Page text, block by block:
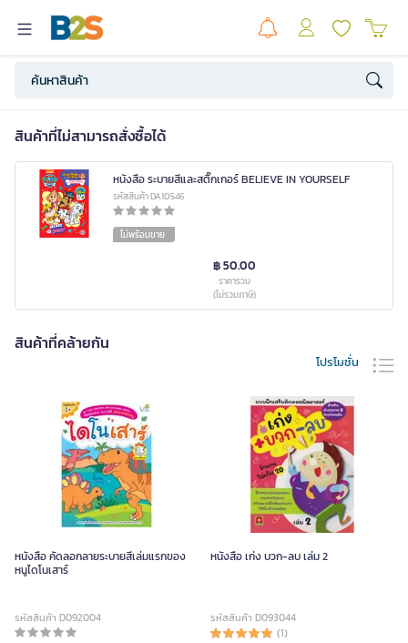
สินค้าที่ไม่สามารถสั่งซื้อได้
หนังสือ ระบายสีและสติ๊กเกอร์ BELIEVE IN YOURSELF
รหัสสินค้า DA10546
ไม่พร้อมขาย
฿ 50.00
ราคารวม
(ไม่รวมภาษี)
สินค้าที่คล้ายกัน
โปรโมชั่น
หนังสือ คัดลอกลายระบายสีเล่มแรกของ
หนูไดโนเสาร์
รหัสสินค้า D092004
หนังสือ เก่ง บวก-ลบ เล่ม 2
รหัสสินค้า D093044
(1)